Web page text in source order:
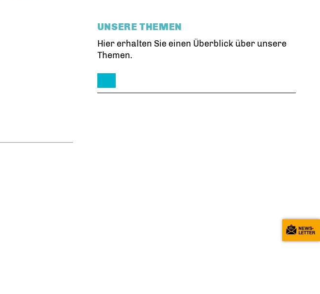
UNSERE THEMEN
Hier erhalten Sie einen Überblick über unsere
Themen.